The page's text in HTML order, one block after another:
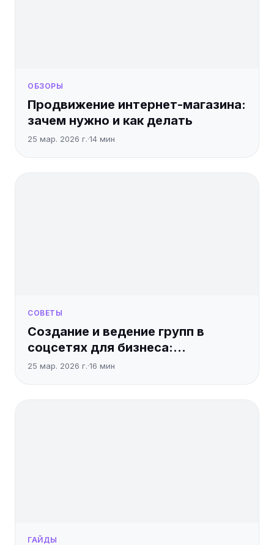
ОБЗОРЫ
Продвижение интернет-магазина:
зачем нужно и как делать
25 мар. 2026 г.·14 мин
СОВЕТЫ
Создание и ведение групп в
соцсетях для бизнеса:
пошаговый гайд
25 мар. 2026 г.·16 мин
ГАЙДЫ